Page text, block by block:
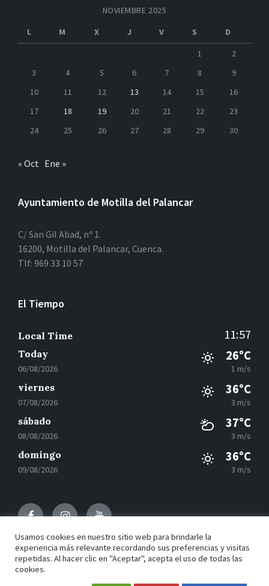
NOVIEMBRE 2025
L
M X J V S
D
1
2
3
4 5 6 7 8
9
10
11 12 13 14 15
16
17
18 19 20 21 22
23
24
25 26 27 28 29 30
« Oct Ene »
Ayuntamiento de Motilla del Palancar
C/ San Gil Abad, nº 1.
16200, Motilla del Palancar, Cuenca.
Tlf: 969 33 10 57
El Tiempo
Local Time 11:57
Today
06/08/2026
26°C
1 m/s
viernes
07/08/2026
36°C
3 m/s
sábado
08/08/2026
37°C
3 m/s
domingo
09/08/2026
36°C
3 m/s
FacebookInstagramYoutube
© 2021 Motilla del Palancar - Desarrollado por Grupo
Usamos cookies en nuestro sitio web para brindarle la
experiencia más relevante recordando sus preferencias y visitas
repetidas. Al hacer clic en "Aceptar", acepta el uso de todas las
cookies.